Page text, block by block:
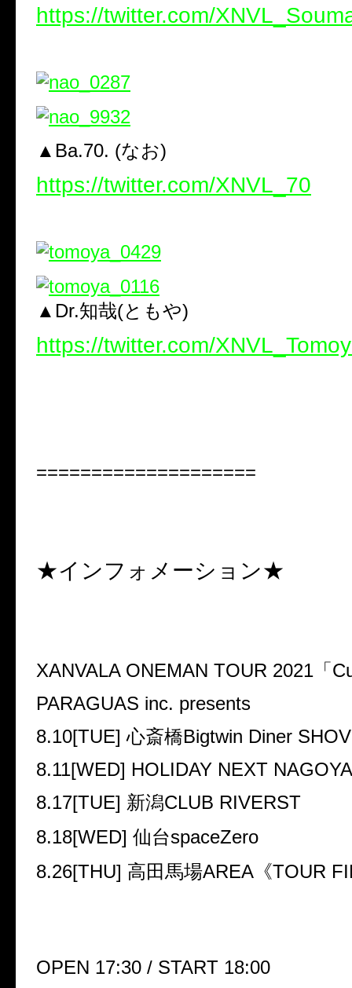
https://twitter.com/
▲Ba.70. (なお)
https://twitter.com/XNVL_70
▲Dr.知哉(ともや)
https://twitter.com/
====================
★インフォメーション★
XANVALA ONEMAN TOUR 2021 「
PARAGUAS inc. presents
8.10[TUE]心斎橋Bigtwin Diner
8.11[WED] HOLIDAY NEXT NAGOYA
8.17[TUE] 新潟CLUB RIVERST
8.18[WED] 仙台spaceZero
8.26[THU] 高田馬場AREA 《TOUR
OPEN 17:30 / START 18:00